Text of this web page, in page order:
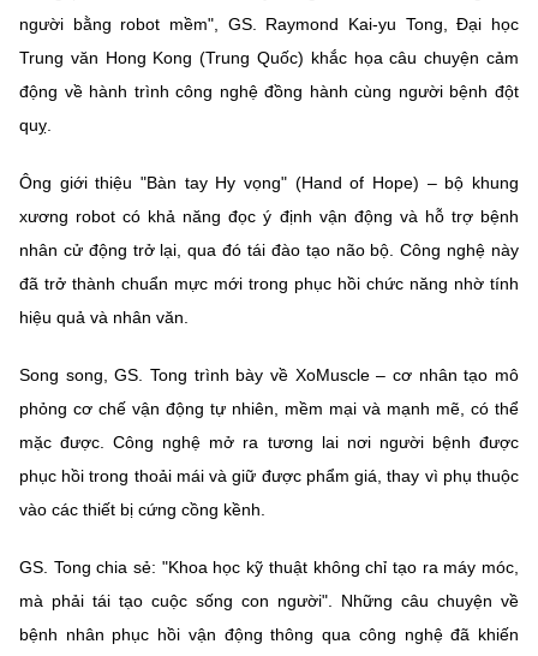
người bằng robot mềm", GS. Raymond Kai-yu Tong, Đại học
Trung văn Hong Kong (Trung Quốc) khắc họa câu chuyện cảm
động về hành trình công nghệ đồng hành cùng người bệnh đột
quỵ.
Ông giới thiệu "Bàn tay Hy vọng" (Hand of Hope) – bộ khung
xương robot có khả năng đọc ý định vận động và hỗ trợ bệnh
nhân cử động trở lại, qua đó tái đào tạo não bộ. Công nghệ này
đã trở thành chuẩn mực mới trong phục hồi chức năng nhờ tính
hiệu quả và nhân văn.
Song song, GS. Tong trình bày về XoMuscle – cơ nhân tạo mô
phỏng cơ chế vận động tự nhiên, mềm mại và mạnh mẽ, có thể
mặc được. Công nghệ mở ra tương lai nơi người bệnh được
phục hồi trong thoải mái và giữ được phẩm giá, thay vì phụ thuộc
vào các thiết bị cứng cồng kềnh.
GS. Tong chia sẻ: "Khoa học kỹ thuật không chỉ tạo ra máy móc,
mà phải tái tạo cuộc sống con người". Những câu chuyện về
bệnh nhân phục hồi vận động thông qua công nghệ đã khiến